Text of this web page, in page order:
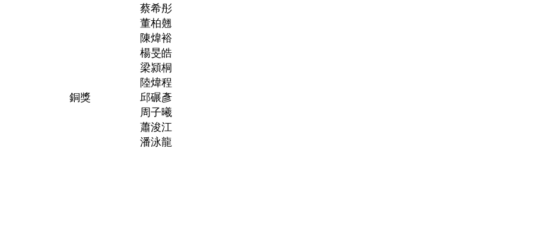
銅獎
蔡希彤
董柏翹
陳煒裕
楊旻皓
梁潁桐
陸煒程
邱碾彥
周子曦
蕭浚江
潘泳龍